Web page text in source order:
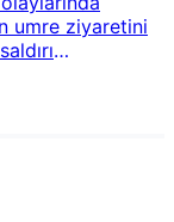
umre ziyaretini
Tüm bunları
daha